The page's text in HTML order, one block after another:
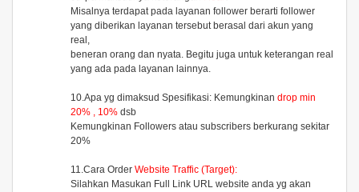
Misalnya terdapat pada layanan follower berarti follower
yang diberikan layanan tersebut berasal dari akun yang
real,
beneran orang dan nyata. Begitu juga untuk keterangan real
yang ada pada layanan lainnya.
10.Apa yg dimaksud Spesifikasi: Kemungkinan drop min
20% , 10% dsb
Kemungkinan Followers atau subscribers berkurang sekitar
20%
11.Cara Order Website Traffic (Target):
Silahkan Masukan Full Link URL website anda yg akan